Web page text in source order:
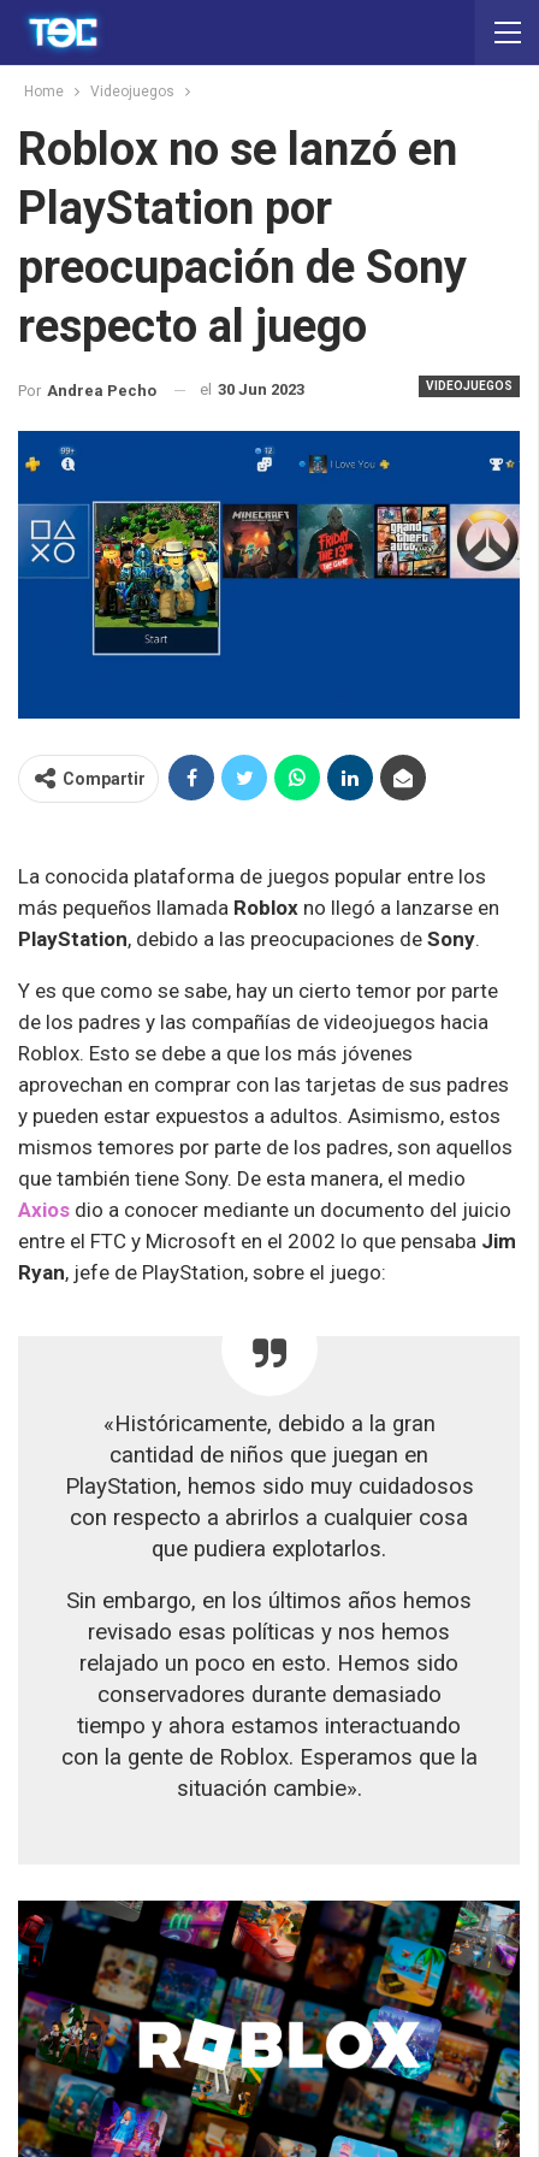
Home Videojuegos
Roblox no se lanzó en
PlayStation por
preocupación de Sony
respecto al juego
VIDEOJUEGOS
Por Andrea Pecho el 30 Jun 2023
Compartir
La conocida plataforma de juegos popular entre los
más pequeños llamada Roblox no llegó a lanzarse en
PlayStation, debido a las preocupaciones de Sony.
Y es que como se sabe, hay un cierto temor por parte
de los padres y las compañías de videojuegos hacia
Roblox. Esto se debe a que los más jóvenes
aprovechan en comprar con las tarjetas de sus padres
y pueden estar expuestos a adultos. Asimismo, estos
mismos temores por parte de los padres, son aquellos
que también tiene Sony. De esta manera, el medio
Axios dio a conocer mediante un documento del juicio
entre el FTC y Microsoft en el 2002 lo que pensaba Jim
Ryan, jefe de PlayStation, sobre el juego:
«Históricamente, debido a la gran
cantidad de niños que juegan en
PlayStation, hemos sido muy cuidadosos
con respecto a abrirlos a cualquier cosa
que pudiera explotarlos.
Sin embargo, en los últimos años hemos
revisado esas políticas y nos hemos
relajado un poco en esto. Hemos sido
conservadores durante demasiado
tiempo y ahora estamos interactuando
con la gente de Roblox. Esperamos que la
situación cambie».